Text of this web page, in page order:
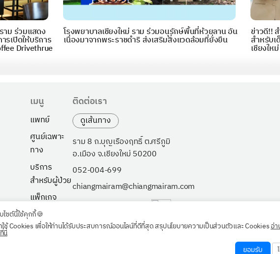
ไซต์นี้ใช้คุกกี้🍪
ใช้ Cookies เพื่อให้ท่านได้รับประสบการณ์ออนไลน์ที่ดีที่สุด สรุปนโยบายความเป็นส่วนตัวและ Cookiesอ่า
นี่
ยอมรับ
าม ร่วมแสดง
เปิดให้บริการ
Drivethrue
โรงพยาบาลเชียงใหม่ ราม ร่วมอนุรักษ์พื้นที่ห้วยลาน อัน
เนื่องมาจากพระราชดำริ ส่งเสริมสิ่งแวดล้อมที่ยั่งยืน
ข่าวดี!!
สำหรับเ
เชียงใหม่
เมนู
แพทย์
ศูนย์เฉพาะ
ทาง
บริการ
สำหรับผู้ป่วย
แพ็กเกจ
เกี่ยวกับเรา
ตรวจสุขภาพ
ติดต่อเรา
ดูเส้นทาง
ราม 8 ถ.บุญเรืองฤทธิ์ ต.ศรีภูมิ
อ.เมือง จ.เชียงใหม่ 50200
052-004-699
chiangmairam@chiangmairam.com